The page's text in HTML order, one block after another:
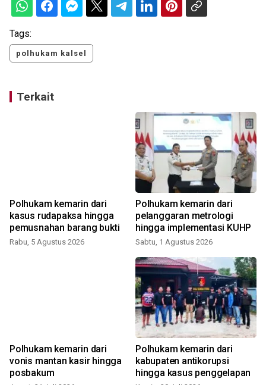
Tags:
polhukam kalsel
Terkait
Polhukam kemarin dari
kasus rudapaksa hingga
pemusnahan barang bukti
Rabu, 5 Agustus 2026
Polhukam kemarin dari
pelanggaran metrologi
hingga implementasi KUHP
Sabtu, 1 Agustus 2026
Polhukam kemarin dari
vonis mantan kasir hingga
posbakum
Polhukam kemarin dari
kabupaten antikorupsi
hingga kasus penggelapan